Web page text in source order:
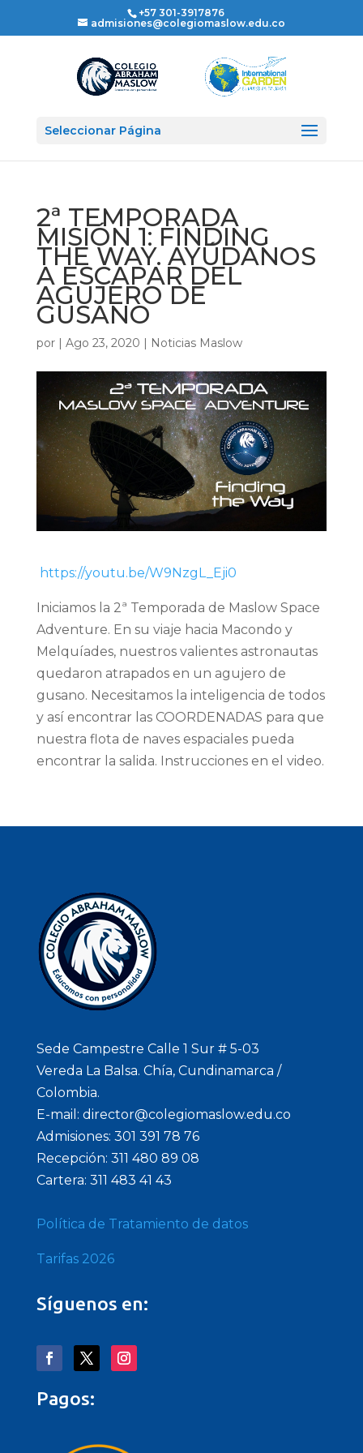
+57 301-3917876
admisiones@colegiomaslow.edu.co
Seleccionar Página
2ª TEMPORADA
MISIÓN 1: FINDING
THE WAY. AYÚDANOS
A ESCAPAR DEL
AGUJERO DE
GUSANO
por | Ago 23, 2020 | Noticias Maslow
https://youtu.be/W9NzgL_Eji0
Iniciamos la 2ª Temporada de Maslow Space
Adventure. En su viaje hacia Macondo y
Melquíades, nuestros valientes astronautas
quedaron atrapados en un agujero de
gusano. Necesitamos la inteligencia de todos
y así encontrar las COORDENADAS para que
nuestra flota de naves espaciales pueda
encontrar la salida. Instrucciones en el video.
Sede Campestre Calle 1 Sur # 5-03
Vereda La Balsa. Chía, Cundinamarca /
Colombia.
E-mail: director@colegiomaslow.edu.co
Admisiones: 301 391 78 76
Recepción: 311 480 89 08
Cartera: 311 483 41 43
Política de Tratamiento de datos
Tarifas 2026
Síguenos en:
Pagos: